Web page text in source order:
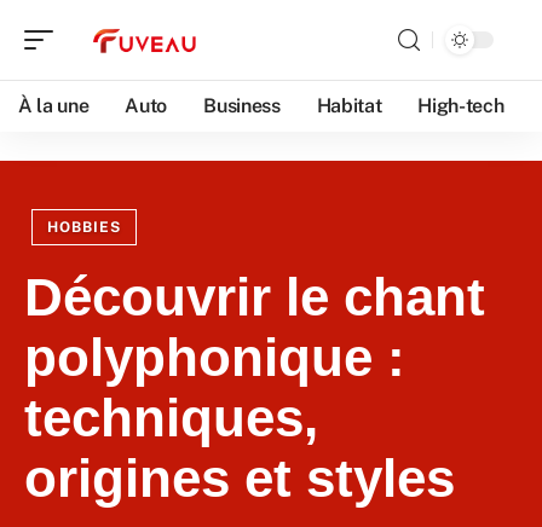
À la une Auto Business Habitat High-tech
HOBBIES
Découvrir le chant
polyphonique :
techniques,
origines et styles